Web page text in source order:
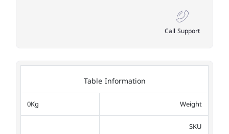
Call Support
Table Information
Weight
0Kg
SKU